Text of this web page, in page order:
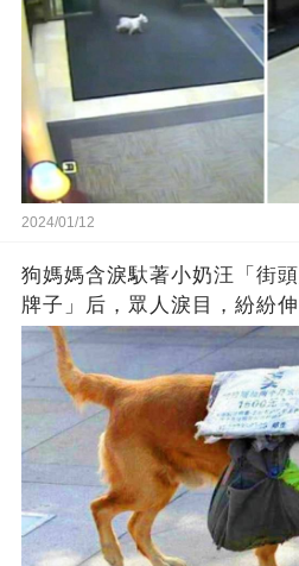
2024/01/12
狗媽媽含淚馱著小奶汪「街
牌子」后，眾人淚目，紛紛